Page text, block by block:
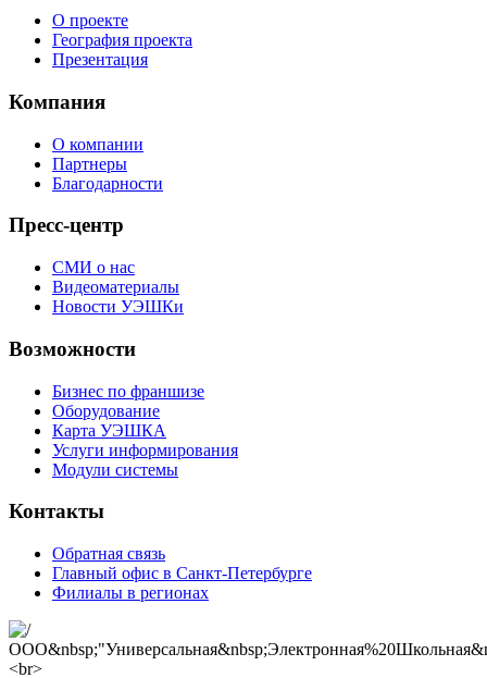
О проекте
География проекта
Презентация
Компания
О компании
Партнеры
Благодарности
Пресс-центр
СМИ о нас
Видеоматериалы
Новости УЭШКи
Возможности
Бизнес по франшизе
Оборудование
Карта УЭШКА
Услуги информирования
Модули системы
Контакты
Обратная связь
Главный офис в Санкт-Петербурге
Филиалы в регионах